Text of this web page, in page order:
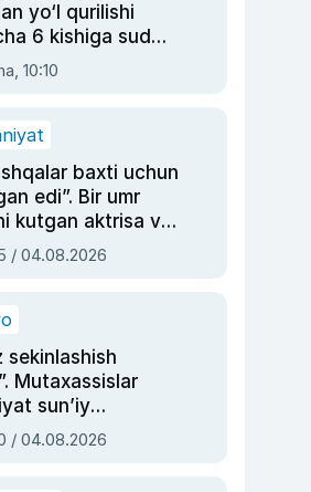
yo‘l qurilishi
6 kishiga sud
10:10
baxti uchun
edi”. Bir umr
kutgan aktrisa va
ustasi Rimma
/ 04.08.2026
sekinlashish
Mutaxassislar
sun’iy
boshqara
qolishidan xavotir
/ 04.08.2026